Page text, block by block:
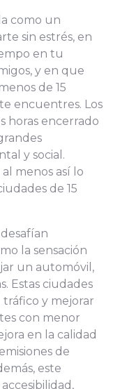
como un
sin estrés, en
en tu
y en que
de 15
encuentres. Los
horas encerrado
y social.
menos así lo
de 15
la sensación
un automóvil,
Estas ciudades
tráfico y mejorar
con menor
en la calidad
de
este